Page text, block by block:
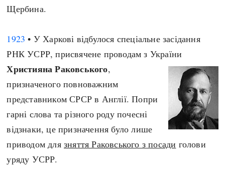
Щербина.
1923 • У Харкові відбулося спеціальне засідання
РНК УСРР, присвячене проводам з України
Християна Раковського,
призначеного повноважним
представником СРСР в Англії. Попри
гарні слова та різного роду почесні
відзнаки, це призначення було лише
приводом длязняття Раковського з посади голови
уряду УСРР.